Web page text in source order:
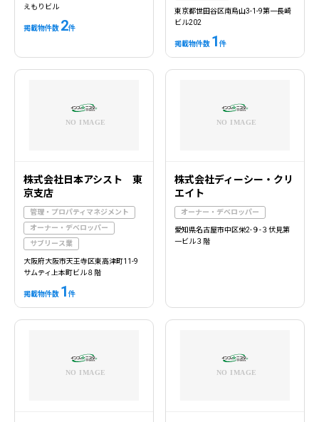
えもりビル
掲載物件数 2件
東京都世田谷区南烏山3-1-9第一長崎
ビル202
掲載物件数 1件
株式会社日本アシスト 東
京支店
管理・プロパティマネジメント
オーナー・デベロッパー
サブリース業
大阪府大阪市天王寺区東高津町11-9
サムティ上本町ビル８階
掲載物件数 1 件
株式会社ディーシー・クリ
エイト
オーナー・デベロッパー
愛知県名古屋市中区栄2-９-３伏見第
一ビル３階